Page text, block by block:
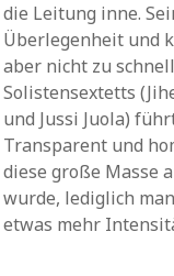
die Leitung inne.
Überlegenheit und
aber nicht zu
Solistensextetts
und Jussi Juola)
Transparent und
diese große Masse
wurde, lediglich
etwas mehr